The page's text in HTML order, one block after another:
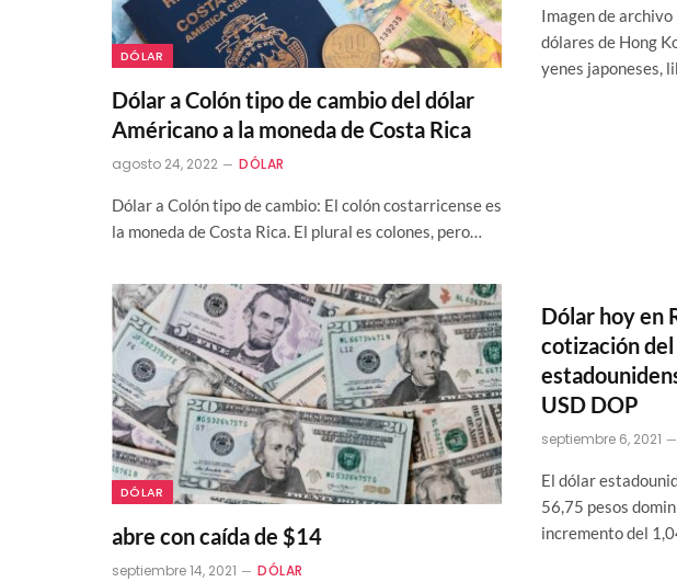
DÓLAR
Dólar a Colón tipo de cambio del dólar
Américano a la moneda de Costa Rica
agosto 24, 2022 DÓLAR
Dólar a Colón tipo de cambio: El colón costarricense es
la moneda de Costa Rica. El plural es colones, pero…
Imagen de
dólares de Hong
yenes japoneses,
DÓLAR
abre con caída de $14
septiembre 14, 2021 DÓLAR
Dólar hoy en
cotización
USD DOP
septiembre 6, 2021
El dólar
56,75 pesos
incremento del